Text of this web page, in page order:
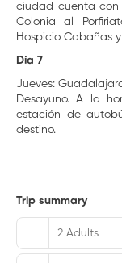
ciudad cuenta con
Colonia al
Hospicio Cabañas
Día 7
Jueves:
Desayuno. A la
estación de
destino.
Trip summary
2 Adults